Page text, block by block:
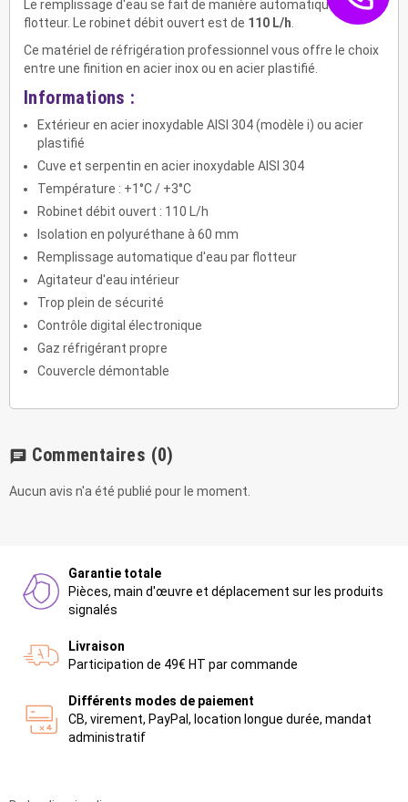
Le remplissage d'eau se fait de manière automatique par
flotteur. Le robinet débit ouvert est de 110 L/h
Ce matériel de réfrigération professionnel vous offre le choix
entre une finition en acier inox ou en acier plastifié.
Informations :
Extérieur en acier inoxydable AISI 304 (modèle i) ou acier
plastifié
Cuve et serpentin en acier inoxydable AISI 304
Température : +1°C / +3°C
Robinet débit ouvert : 110 L/h
Isolation en polyuréthane à 60 mm
Remplissage automatique d'eau par flotteur
Agitateur d'eau intérieur
Trop plein de sécurité
Contrôle digital électronique
Gaz réfrigérant propre
Couvercle démontable
chat Commentaires (0)
Aucun avis n'a été publié pour le moment.
Garantie totale
Pièces, main d'œuvre et déplacement sur les produits
signalés
Livraison
Participation de 49€ HT par commande
Différents modes de paiement
CB, virement, PayPal, location longue durée, mandat
administratif